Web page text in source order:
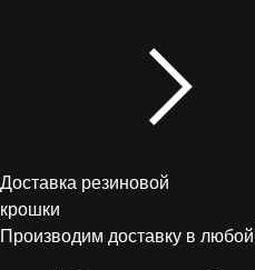
Доставка резиновой
крошки
Производим доставку в любой